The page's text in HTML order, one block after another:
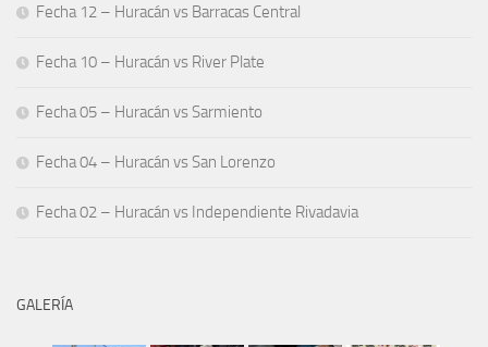
Fecha 12 – Huracán vs Barracas Central
Fecha 10 – Huracán vs River Plate
Fecha 05 – Huracán vs Sarmiento
Fecha 04 – Huracán vs San Lorenzo
Fecha 02 – Huracán vs Independiente Rivadavia
GALERÍA